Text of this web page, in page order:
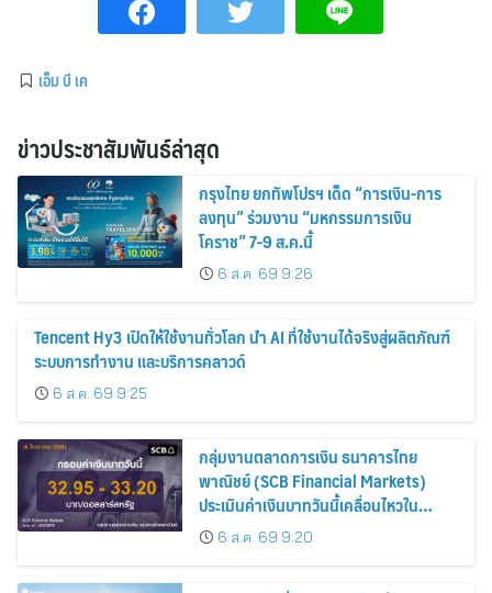
เอ็ม บี เค
ข่าวประชาสัมพันธ์ล่าสุด
กรุงไทย ยกทัพโปรฯ เด็ด “การเงิน-การ
ลงทุน” ร่วมงาน “มหกรรมการเงิน
โคราช” 7-9 ส.ค.นี้
6 ส.ค. 69 9:26
Tencent Hy3 เปิดให้ใช้งานทั่วโลก นำ AI ที่ใช้งานได้จริงสู่ผลิตภัณฑ์
ระบบการทำงาน และบริการคลาวด์
6 ส.ค. 69 9:25
กลุ่มงานตลาดการเงิน ธนาคารไทย
พาณิชย์ (SCB Financial Markets)
ประเมินค่าเงินบาทวันนี้เคลื่อนไหวใน
กรอบ 32.95-33.20 บาท/ดอลลาร์
6 ส.ค. 69 9:20